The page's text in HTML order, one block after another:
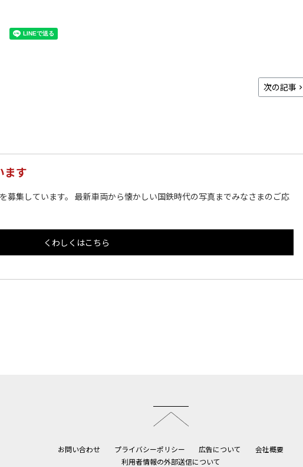
次の記事
ます
募集しています。 最新車両から懐かしい国鉄時代の写真までみなさまのご応
くわしくはこちら
お問い合わせ プライバシーポリシー 広告について
会社概要
利用者情報の外部送信について